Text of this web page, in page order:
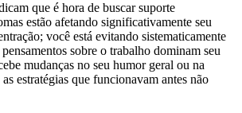
que é hora de buscar suporte
estão afetando significativamente seu
você está evitando sistematicamente
sobre o trabalho dominam seu
mudanças no seu humor geral ou na
estratégias que funcionavam antes não